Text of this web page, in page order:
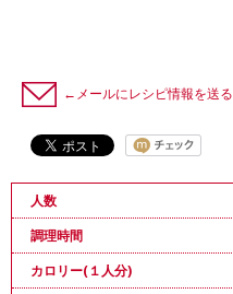
←メールにレシピ情報を送る
人数
調理時間
カロリー(１人分)